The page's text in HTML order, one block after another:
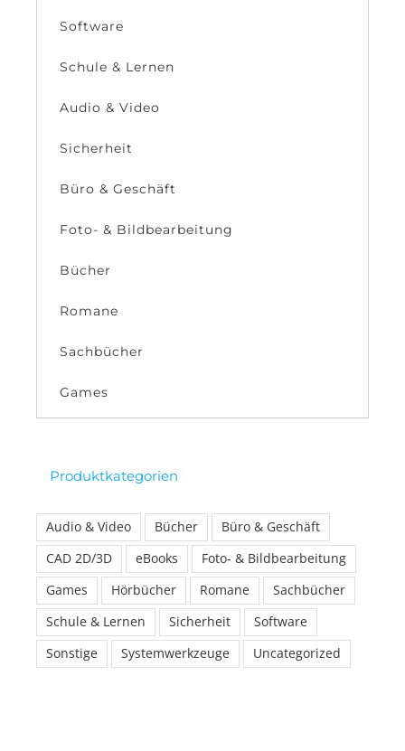
Software
Schule & Lernen
Audio & Video
Sicherheit
Büro & Geschäft
Foto- & Bildbearbeitung
Bücher
Romane
Sachbücher
Games
Produktkategorien
Audio & Video Bücher
Büro & Geschäft
CAD 2D/3D
eBooks
Foto- & Bildbearbeitung
Games
Hörbücher Romane
Sachbücher
Schule & Lernen
Sicherheit
Software
Sonstige
Systemwerkzeuge Uncategorized